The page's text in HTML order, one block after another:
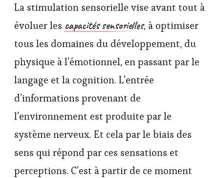
La stimulation sensorielle vise avant tout à
évoluer les capacités sensorielles, à optimiser
tous les domaines du développement, du
physique à l’émotionnel, en passant par le
langage et la cognition. L’entrée
d’informations provenant de
l’environnement est produite par le
système nerveux. Et cela par le biais des
sens qui répond par ces sensations et
perceptions. C’est à partir de ce moment